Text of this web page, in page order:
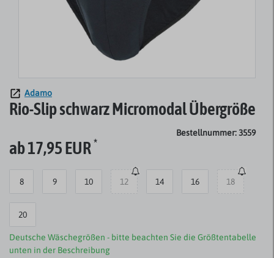
Adamo
Rio-Slip schwarz Micromodal Übergröße
Bestellnummer: 3559
ab 17,95 EUR*
8 9 10 12 14 16 18
20
Deutsche Wäschegrößen - bitte beachten Sie die Größtentabelle
unten in der Beschreibung